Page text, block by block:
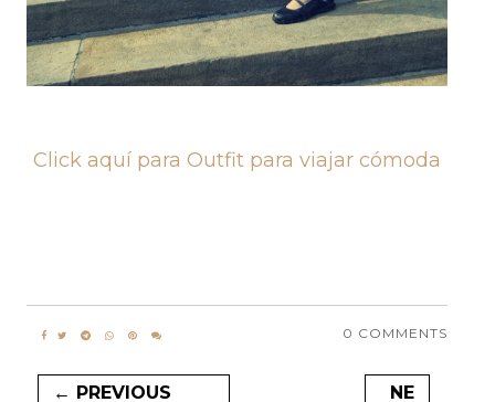
Click aquí para Outfit para viajar cómoda
0 COMMENTS
← PREVIOUS
NE